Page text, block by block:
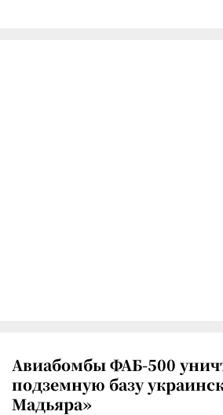
Авиабомбы ФАБ-500
подземную базу
Мадьяра»